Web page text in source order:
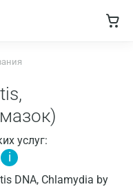
услуг:
i
DNA, Chlamydia by